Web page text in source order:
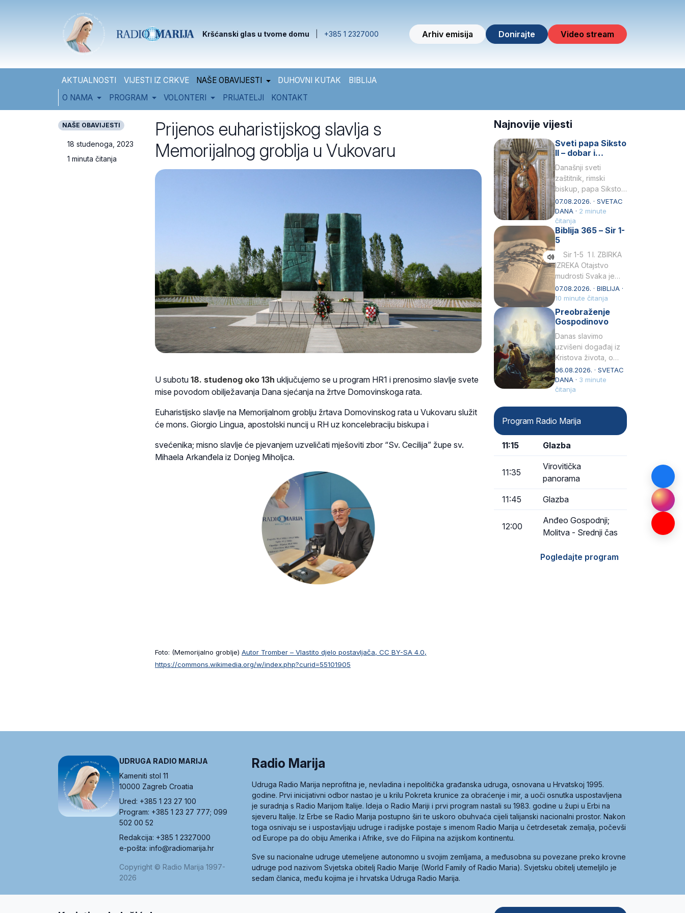
Kršćanski glas u tvome domu +385 1 2327000 Arhiv emisija Donirajte Video stream
AKTUALNOSTI VIJESTI IZ CRKVE NAŠE OBAVIJESTI DUHOVNI KUTAK
BIBLIJA
O NAMA
PROGRAM VOLONTERI PRIJATELJI KONTAKT
NAŠE OBAVIJESTI
18 studenoga, 2023
1 minuta čitanja
Prijenos euharistijskog slavlja s
Memorijalnog groblja u Vukovaru
U subotu 18. studenog oko 13h uključujemo se u program HR1 i prenosimo slavlje svete
mise povodom obilježavanja Dana sjećanja na žrtve Domovinskoga rata.
Euharistijsko slavlje na Memorijalnom groblju žrtava Domovinskog rata u Vukovaru služit
će mons. Giorgio Lingua, apostolski nuncij u RH uz koncelebraciju biskupa i
svećenika; misno slavlje će pjevanjem uzveličati mješoviti zbor “Sv. Cecilija” župe sv.
Mihaela Arkanđela iz Donjeg Miholjca.
Foto: (Memorijalno groblje) Autor Tromber – Vlastito djelo postavljača, CC BY-SA 4.0,
https://commons.wikimedia.org/w/index.php?curid=55101905
Najnovije vijesti
Sveti papa Siksto
II – dobar i
miroljubiv pastir
Današnji sveti
zaštitnik, rimski
biskup, papa Siksto
(Sixtus) II, prema
knjizi Liber
Pontificalis bio je
rođenjem Grk.
Obnovio je odnose s
afričkim…
07.08.2026. · SVETAC
DANA · 2 minute
čitanja
Biblija 365 – Sir 1-
5
Sir 1-5 1 I. ZBIRKA
IZREKA Otajstvo
mudrosti Svaka je
mudrost od Gospoda
i s njime je dovijeka.2
Tko će…
07.08.2026. · BIBLIJA ·
10 minute čitanja
Preobraženje
Gospodinovo
Danas slavimo
uzvišeni događaj iz
Kristova života, o
kojem nas izvješćuju
evanđelisti Matej,
Marko i Luka te sveti
06.08.2026. · SVETAC
DANA · 3 minute
čitanja
Program Radio Marija
11:15 Glazba
11:35
Virovitička
panorama
11:45 Glazba
12:00
Anđeo Gospodnji;
Molitva - Srednji čas
Pogledajte program
UDRUGA RADIO MARIJA
Kameniti stol 11
10000 Zagreb Croatia
Ured: +385 1 23 27 100
Program: +385 1 23 27 777; 099
502 00 52
Redakcija: +385 1 2327000
e-pošta: info@radiomarija.hr
Copyright © Radio Marija 1997-
2026
Radio Marija
Udruga Radio Marija neprofitna je, nevladina i nepolitička građanska udruga, osnovana u Hrvatskoj 1995.
godine. Prvi inicijativni odbor nastao je u krilu Pokreta krunice za obraćenje i mir, a uoči osnutka uspostavljena
je suradnja s Radio Marijom Italije. Ideja o Radio Mariji i prvi program nastali su 1983. godine u župi u Erbi na
sjeveru Italije. Iz Erbe se Radio Marija postupno širi te uskoro obuhvaća cijeli talijanski nacionalni prostor. Nakon
toga osnivaju se i uspostavljaju udruge i radijske postaje s imenom Radio Marija u četrdesetak zemalja, počevši
od Europe pa do obiju Amerika i Afrike, sve do Filipina na azijskom kontinentu.
Sve su nacionalne udruge utemeljene autonomno u svojim zemljama, a međusobna su povezane preko krovne
udruge pod nazivom Svjetska obitelj Radio Marije (World Family of Radio Maria). Svjetsku obitelj utemeljilo je
sedam članica, među kojima je i hrvatska Udruga Radio Marija.